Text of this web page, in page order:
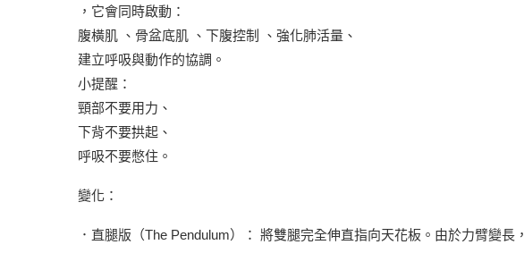
，它會同時啟動：
腹橫肌 、骨盆底肌 、下腹控制 、強化肺活量、
建立呼吸與動作的協調。
小提醒：
頸部不要用力、
下背不要拱起、
呼吸不要憋住。
變化：
．直腿版（The Pendulum）： 將雙腿完全伸直指向天花板。由於力臂變長，